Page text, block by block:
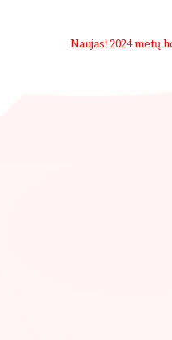
Naujas! 2024 metų